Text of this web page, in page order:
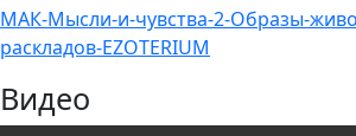
МАК-Мысли-и-чувства-2-Образы-
раскладов-EZOTERIUM
Видео